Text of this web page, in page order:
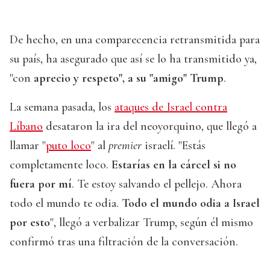
De hecho, en una comparecencia retransmitida para
su país, ha asegurado que así se lo ha transmitido ya,
"con aprecio y respeto", a su "amigo" Trump.
La semana pasada, los ataques de Israel contra
Líbano desataron la ira del neoyorquino, que llegó a
llamar "puto loco" al premier israelí. "Estás
completamente loco. Estarías en la cárcel si no
fuera por mí. Te estoy salvando el pellejo. Ahora
todo el mundo te odia. Todo el mundo odia a Israel
por esto", llegó a verbalizar Trump, según él mismo
confirmó tras una filtración de la conversación.